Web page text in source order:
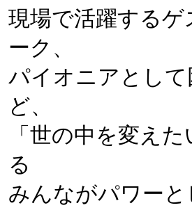
現場で活躍する
ーク、
パイオニアとし
ど、
「世の中を変え
る
みんながパワー